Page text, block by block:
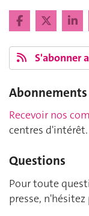
S'abonner
Abonnements
Recevoir nos
centres d'intérêt.
Questions
Pour toute
presse,